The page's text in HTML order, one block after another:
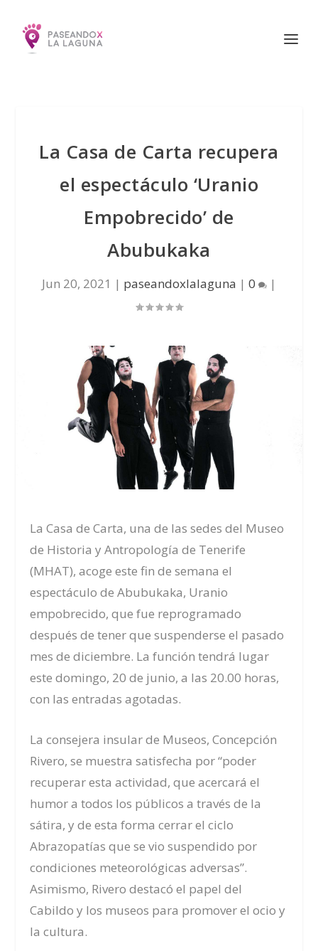
La Casa de Carta recupera
el espectáculo ‘Uranio
Empobrecido’ de
Abubukaka
Jun 20, 2021 | paseandoxlalaguna | 0 |
La Casa de Carta, una de las sedes del Museo
de Historia y Antropología de Tenerife
(MHAT), acoge este fin de semana el
espectáculo de Abubukaka, Uranio
empobrecido, que fue reprogramado
después de tener que suspenderse el pasado
mes de diciembre. La función tendrá lugar
este domingo, 20 de junio, a las 20.00 horas,
con las entradas agotadas.
La consejera insular de Museos, Concepción
Rivero, se muestra satisfecha por “poder
recuperar esta actividad, que acercará el
humor a todos los públicos a través de la
sátira, y de esta forma cerrar el ciclo
Abrazopatías que se vio suspendido por
condiciones meteorológicas adversas”.
Asimismo, Rivero destacó el papel del
Cabildo y los museos para promover el ocio y
la cultura.